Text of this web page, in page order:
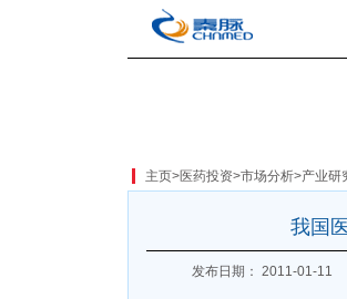
主页>医药投资>市场分析>产业研
我国
发布日期： 2011-01-11